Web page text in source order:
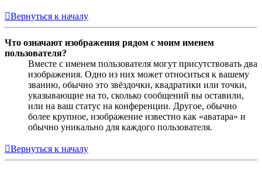
Вернуться к началу
Что означают изображения рядом с моим именем
пользователя?
Вместе с именем пользователя могут присутствовать два
изображения. Одно из них может относиться к вашему
званию, обычно это звёздочки, квадратики или точки,
указывающие на то, сколько сообщений вы оставили,
или на ваш статус на конференции. Другое, обычно
более крупное, изображение известно как «аватара» и
обычно уникально для каждого пользователя.
Вернуться к началу